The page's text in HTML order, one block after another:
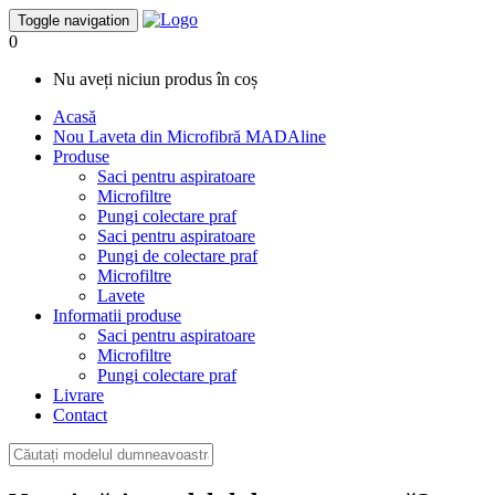
Toggle navigation
0
Nu aveți niciun produs în coș
Acasă
Nou Laveta din Microfibră MADAline
Produse
Saci pentru aspiratoare
Microfiltre
Pungi colectare praf
Saci pentru aspiratoare
Pungi de colectare praf
Microfiltre
Lavete
Informatii produse
Saci pentru aspiratoare
Microfiltre
Pungi colectare praf
Livrare
Contact